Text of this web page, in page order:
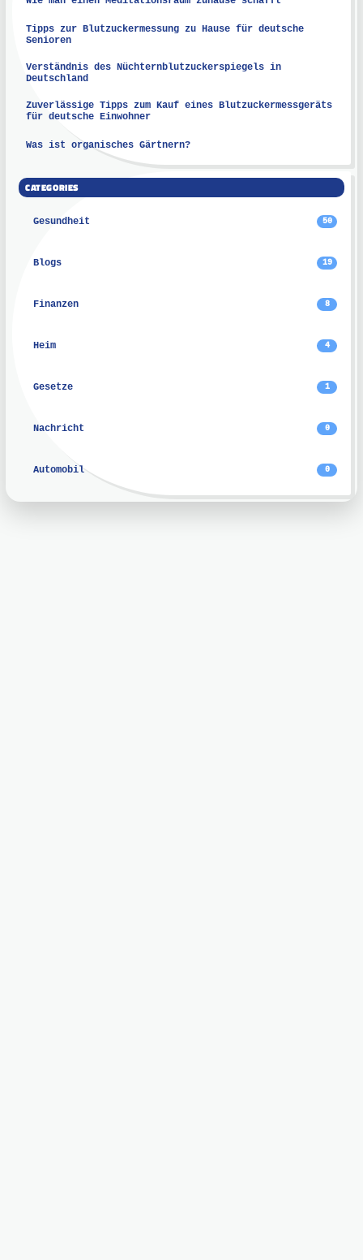
Tipps zur Blutzuckermessung zu Hause für deutsche
Senioren
Verständnis des Nüchternblutzuckerspiegels in
Deutschland
Zuverlässige Tipps zum Kauf eines Blutzuckermessgeräts
für deutsche Einwohner
Was ist organisches Gärtnern?
CATEGORIES
Gesundheit 50
Blogs 19
Finanzen 8
Heim 4
Gesetze 1
Nachricht 0
Automobil 0